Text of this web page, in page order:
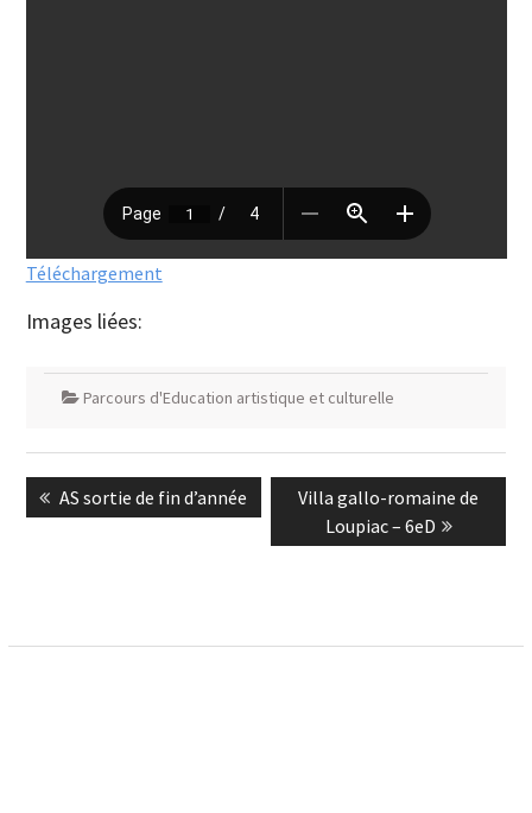
Téléchargement
Images liées:
Parcours d'Education artistique et culturelle
Navigation
de Previous
post:
AS sortie de fin d’année
Next
post:
Villa gallo-romaine de
Loupiac – 6eD